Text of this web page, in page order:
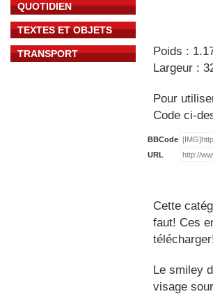
QUOTIDIEN
TEXTES ET OBJETS
TRANSPORT
Poids :
Largeur :
Pour
Code ci-
BBCode
URL
Cette
faut! Ces
Le smiley
visage